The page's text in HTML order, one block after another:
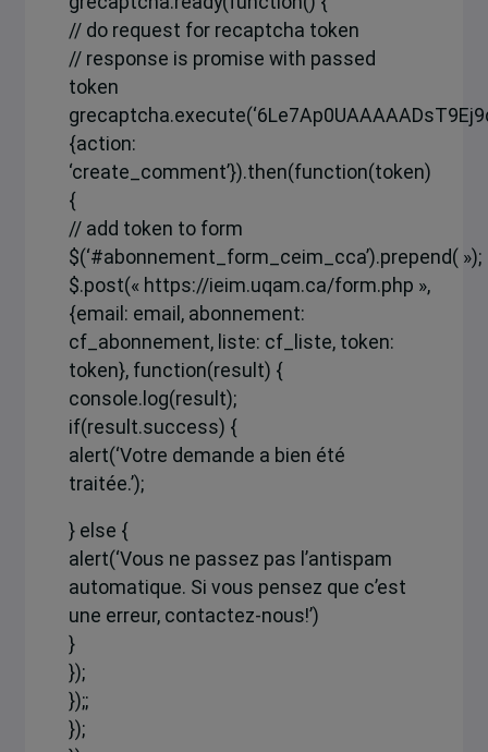
// do request for recaptcha token
// response is promise with passed
token
{action:
‘create_comment’}).then(function(token)
{
// add token to form
$(‘#abonnement_form_ceim_cca’).prepend( »);
$.post(« https://ieim.uqam.ca/form.php »,
{email: email, abonnement:
cf_abonnement, liste: cf_liste, token:
token}, function(result) {
console.log(result);
if(result.success) {
alert(‘Votre demande a bien été
traitée.’);
} else {
alert(‘Vous ne passez pas l’antispam
automatique. Si vous pensez que c’est
une erreur, contactez-nous!’)
}
});
});;
});